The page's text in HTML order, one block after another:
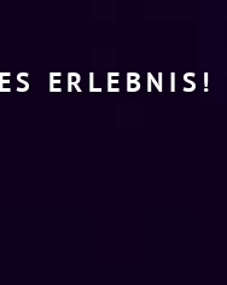
ERLEBNIS!